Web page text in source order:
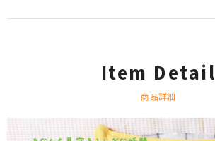
Item Detail
商品詳細